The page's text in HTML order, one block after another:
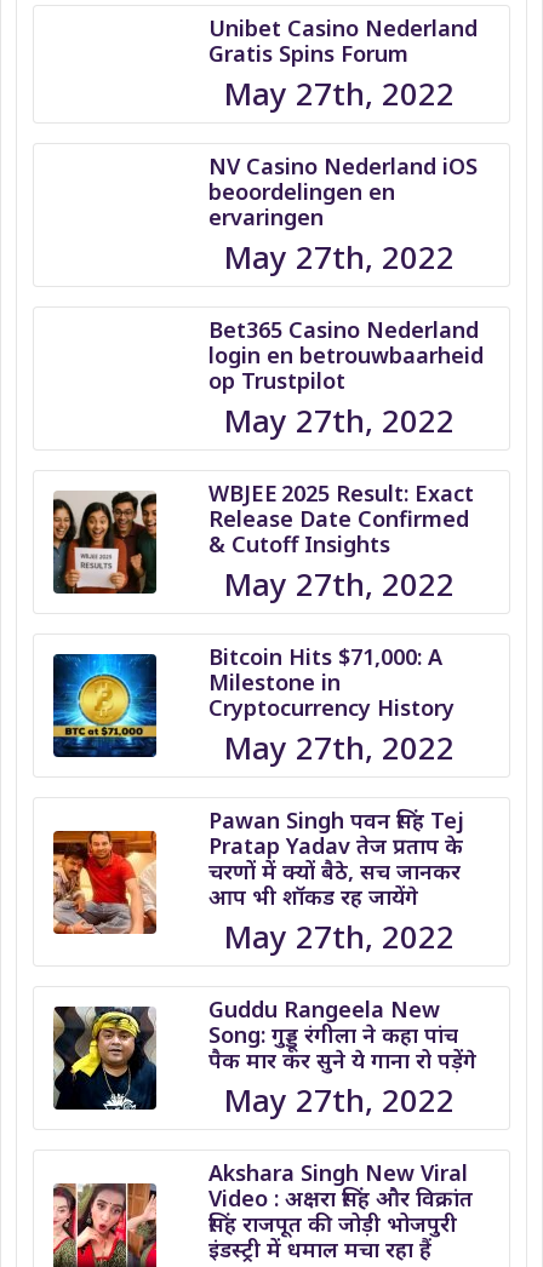
Unibet Casino Nederland
Gratis Spins Forum
May 27th, 2022
NV Casino Nederland iOS
beoordelingen en
ervaringen
May 27th, 2022
Bet365 Casino Nederland
login en betrouwbaarheid
op Trustpilot
May 27th, 2022
WBJEE 2025 Result: Exact
Release Date Confirmed
& Cutoff Insights
May 27th, 2022
Bitcoin Hits $71,000: A
Milestone in
Cryptocurrency History
May 27th, 2022
Pawan Singh पवन सिंह Tej
Pratap Yadav तेज प्रताप के
चरणों में क्यों बैठे, सच जानकर
आप भी शॉकड रह जायेंगे
May 27th, 2022
Guddu Rangeela New
Song: गुड्डू रंगीला ने कहा पांच
पैक मार कर सुने ये गाना रो पड़ेंगे
May 27th, 2022
Akshara Singh New Viral
Video : अक्षरा सिंह और विक्रांत
सिंह राजपूत की जोड़ी भोजपुरी
इंडस्ट्री में धमाल मचा रहा हैं